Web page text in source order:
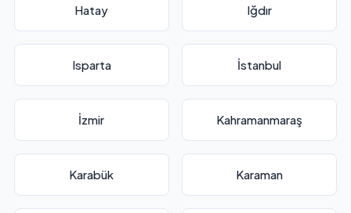
Hatay Iğdır
Isparta İstanbul
İzmir Kahramanmaraş
Karabük Karaman